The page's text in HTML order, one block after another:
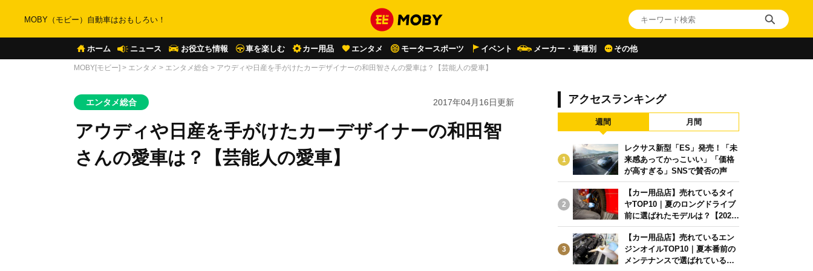
MOBY（モビー）自動車はおもしろい！
ホーム ニュース お役立ち情報 車を楽しむ カー用品 エンタメ モータースポーツ イベント メーカー・車種別 その他
MOBY[モビー] > エンタメ > エンタメ総合 > アウディや日産を手がけたカーデザイナーの和田智さんの愛車は？【芸能人の愛車】
エンタメ総合 2017年04月16日更新
アウディや日産を手がけたカーデザイナーの和田智
さんの愛車は？【芸能人の愛車】
アクセスランキング
週間 月間
1
レクサス新型「ES」発売！「未
来感あってかっこいい」「価格
が高すぎる」SNSで賛否の声
2
【カー用品店】売れているタイ
ヤTOP10｜夏のロングドライブ
前に選ばれたモデルは？【2026
年6月版】
3
【カー用品店】売れているエン
ジンオイルTOP10｜夏本番前の
メンテナンスで選ばれている人